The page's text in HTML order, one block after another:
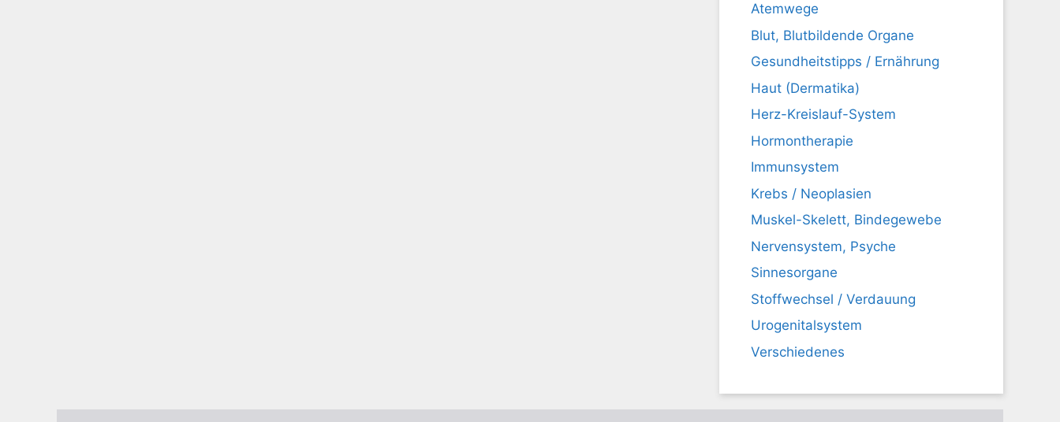
Atemwege
Blut, Blutbildende Organe
Gesundheitstipps / Ernährung
Haut (Dermatika)
Herz-Kreislauf-System
Hormontherapie
Immunsystem
Krebs / Neoplasien
Muskel-Skelett, Bindegewebe
Nervensystem, Psyche
Sinnesorgane
Stoffwechsel / Verdauung
Urogenitalsystem
Verschiedenes